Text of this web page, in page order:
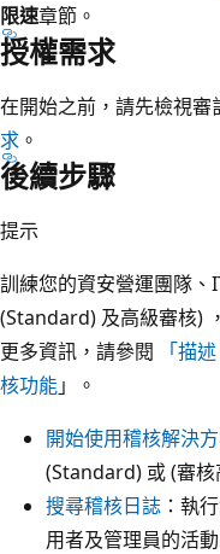
限速章節。
授權需求
在開始之前，請先檢視
求 。
後續步驟
提示
訓練您的資安營運團隊
(Standard) 及高級審核)
更多資訊，請參閱
「描
核功能」。
開始使用稽核解決
(Standard) 或 (審核
搜尋稽核日誌 ：執
用者及管理員的活動